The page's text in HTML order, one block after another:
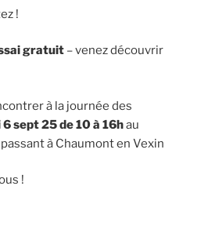
!
gratuit – venez découvrir
à la journée des
6 sept 25 de 10 à 16hau
à Chaumont en Vexin
!